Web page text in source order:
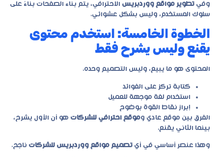
وفي تطوير مواقع ووردبريس الاحترافي، يتم بناء الصفحات بناءً على
سلوك المستخدم، وليس بشكل عشوائي.
الخطوة الخامسة: استخدم محتوى
يقنع وليس يشرح فقط
المحتوى هو ما يبيع، وليس التصميم وحده.
كتابة تركز على الفوائد
استخدام لغة موجهة للعميل
إبراز نقاط القوة بوضوح
الفرق بين موقع عادي وموقع احترافي للشركات هو أن الأول يشرح،
بينما الثاني يقنع.
وهذا عنصر أساسي في أي تصميم مواقع ووردبريس للشركات ناجح.